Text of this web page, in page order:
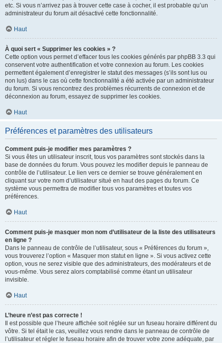
etc. Si vous n’arrivez pas à trouver cette case à cocher, il est probable qu’un
administrateur du forum ait désactivé cette fonctionnalité.
Haut
À quoi sert « Supprimer les cookies » ?
Cette option vous permet d’effacer tous les cookies générés par phpBB 3.3 qui
conservent votre authentification et votre connexion au forum. Les cookies
permettent également d’enregistrer le statut des messages (s’ils sont lus ou
non lus) dans le cas où cette fonctionnalité a été activée par un administrateur
du forum. Si vous rencontrez des problèmes récurrents de connexion et de
déconnexion au forum, essayez de supprimer les cookies.
Haut
Préférences et paramètres des utilisateurs
Comment puis-je modifier mes paramètres ?
Si vous êtes un utilisateur inscrit, tous vos paramètres sont stockés dans la
base de données du forum. Vous pouvez les modifier depuis le panneau de
contrôle de l’utilisateur. Le lien vers ce dernier se trouve généralement en
cliquant sur votre nom d’utilisateur situé en haut des pages du forum. Ce
système vous permettra de modifier tous vos paramètres et toutes vos
préférences.
Haut
Comment puis-je masquer mon nom d’utilisateur de la liste des utilisateurs
en ligne ?
Dans le panneau de contrôle de l’utilisateur, sous « Préférences du forum »,
vous trouverez l’option « Masquer mon statut en ligne ». Si vous activez cette
option, vous ne serez visible que des administrateurs, des modérateurs et de
vous-même. Vous serez alors comptabilisé comme étant un utilisateur
invisible.
Haut
L’heure n’est pas correcte !
Il est possible que l’heure affichée soit réglée sur un fuseau horaire différent du
vôtre. Si tel était le cas, veuillez vous rendre dans le panneau de contrôle de
l’utilisateur et régler le fuseau horaire afin de trouver votre zone adéquate, par